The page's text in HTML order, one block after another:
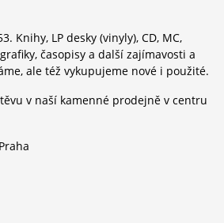
Knihy, LP desky (vinyly), CD, MC,
časopisy a další zajímavosti a
ale též vykupujeme nové i použité.
v naší kamenné prodejně v centru